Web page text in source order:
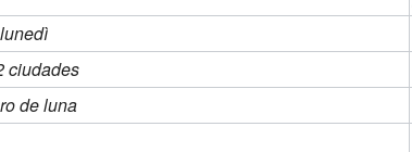
ciudades
de luna